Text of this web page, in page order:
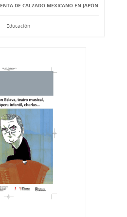
DE CALZADO MEXICANO EN JAPÓN
Educación